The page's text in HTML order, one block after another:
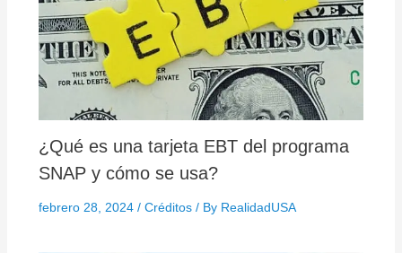
¿Qué es una tarjeta EBT del programa
SNAP y cómo se usa?
febrero 28, 2024 / Créditos/ By RealidadUSA